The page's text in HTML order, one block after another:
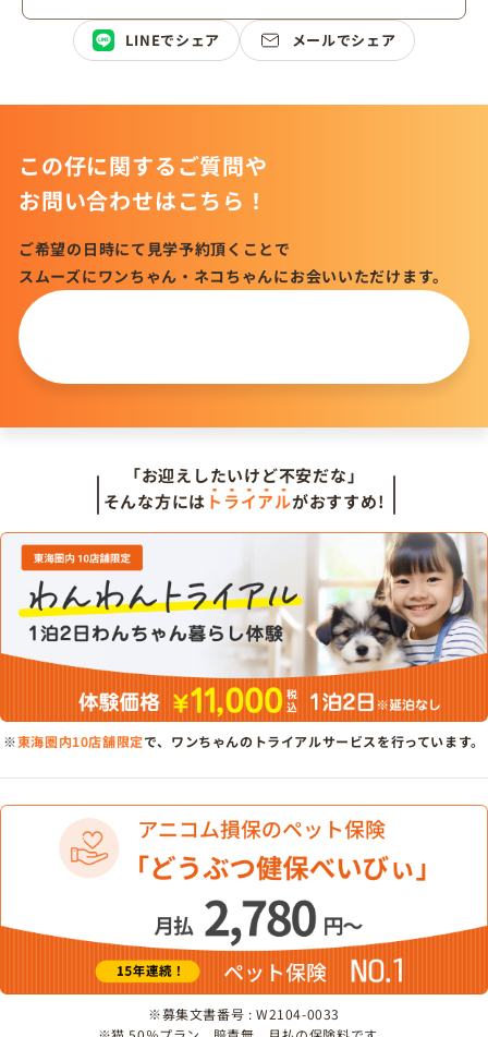
LINEでシェア メールでシェア
この仔に関するご質問や
お問い合わせはこちら！
ご希望の日時にて見学予約頂くことで
スムーズにワンちゃん・ネコちゃんにお会いいただけます。
「お迎えしたいけど不安だな」
そんな方には トライアルがおすすめ!
※東海圏内10店舗限定で、ワンちゃんのトライアルサービスを行っています。
※募集文書番号 : W2104-0033